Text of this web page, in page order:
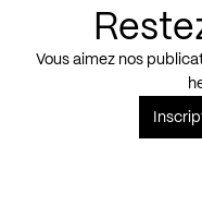
Vous aimez nos